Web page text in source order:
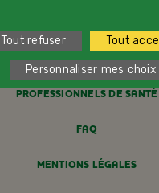
PAIEMENT SÉCURISÉ
PROFESSIONNELS DE SANTÉ
FAQ
MENTIONS LÉGALES
Tout refuser Tout
Personnaliser mes choix